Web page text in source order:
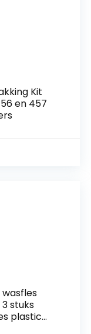
Kit
en 457
wasfles
stuks
plastic